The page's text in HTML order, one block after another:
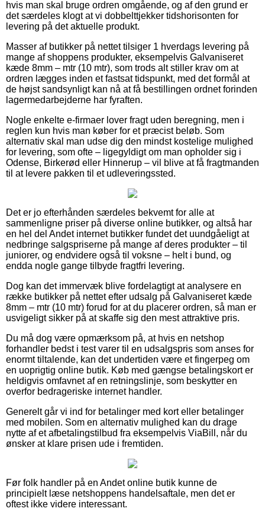
hvis man skal bruge ordren omgående, og af den grund er
det særdeles klogt at vi dobbelttjekker tidshorisonten for
levering på det aktuelle produkt.
Masser af butikker på nettet tilsiger 1 hverdags levering på
mange af shoppens produkter, eksempelvis Galvaniseret
kæde 8mm – mtr (10 mtr), som trods alt stiller krav om at
ordren lægges inden et fastsat tidspunkt, med det formål at
de højst sandsynligt kan nå at få bestillingen ordnet forinden
lagermedarbejderne har fyraften.
Nogle enkelte e-firmaer lover fragt uden beregning, men i
reglen kun hvis man køber for et præcist beløb. Som
alternativ skal man udse dig den mindst kostelige mulighed
for levering, som ofte – ligegyldigt om man opholder sig i
Odense, Birkerød eller Hinnerup – vil blive at få fragtmanden
til at levere pakken til et udleveringssted.
Det er jo efterhånden særdeles bekvemt for alle at
sammenligne priser på diverse online butikker, og altså har
en hel del Andet internet butikker fundet det uundgåeligt at
nedbringe salgspriserne på mange af deres produkter – til
juniorer, og endvidere også til voksne – helt i bund, og
endda nogle gange tilbyde fragtfri levering.
Dog kan det immervæk blive fordelagtigt at analysere en
række butikker på nettet efter udsalg på Galvaniseret kæde
8mm – mtr (10 mtr) forud for at du placerer ordren, så man er
usvigeligt sikker på at skaffe sig den mest attraktive pris.
Du må dog være opmærksom på, at hvis en netshop
forhandler bedst i test varer til en udsalgspris som anses for
enormt tiltalende, kan det undertiden være et fingerpeg om
en uoprigtig online butik. Køb med gængse betalingskort er
heldigvis omfavnet af en retningslinje, som beskytter en
overfor bedrageriske internet handler.
Generelt går vi ind for betalinger med kort eller betalinger
med mobilen. Som en alternativ mulighed kan du drage
nytte af et afbetalingstilbud fra eksempelvis ViaBill, når du
ønsker at klare prisen ude i fremtiden.
Før folk handler på en Andet online butik kunne de
principielt læse netshoppens handelsaftale, men det er
oftest ikke videre interessant.